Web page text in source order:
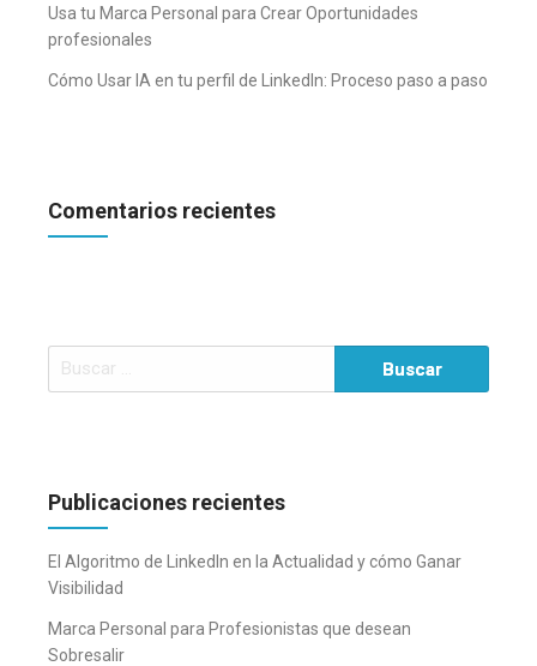
Usa tu Marca Personal para Crear Oportunidades
profesionales
Cómo Usar IA en tu perfil de LinkedIn: Proceso paso a paso
Comentarios recientes
Buscar:
Publicaciones recientes
El Algoritmo de LinkedIn en la Actualidad y cómo Ganar
Visibilidad
Marca Personal para Profesionistas que desean
Sobresalir